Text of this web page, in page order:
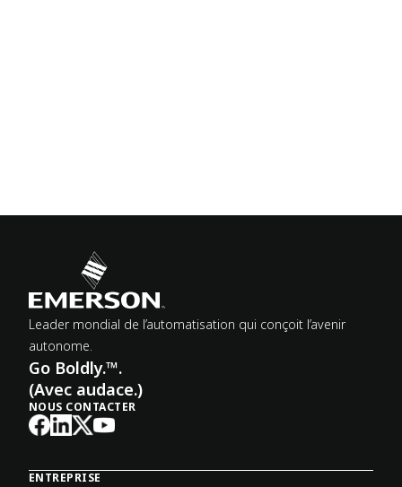
Leader mondial de l’automatisation qui conçoit l’avenir
autonome.
Go Boldly.™.
(Avec audace.)
NOUS CONTACTER
ENTREPRISE